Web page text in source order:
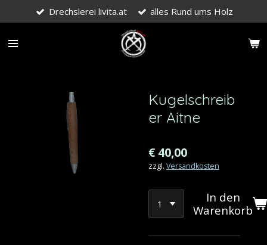
Hauptinhalt
springen
Drechslerei livita.at alles Rund ums Holz
Kugelschreib
er Aitne
€ 40,00
zzgl. Versandkosten
In den
Warenkorb